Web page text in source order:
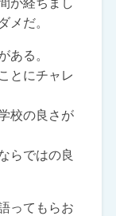
メだ。
る。
とにチャレ
校の良さが
らではの良
ってもらお